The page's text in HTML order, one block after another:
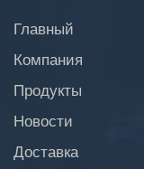
Главный
Компания
Продукты
Новости
Доставка